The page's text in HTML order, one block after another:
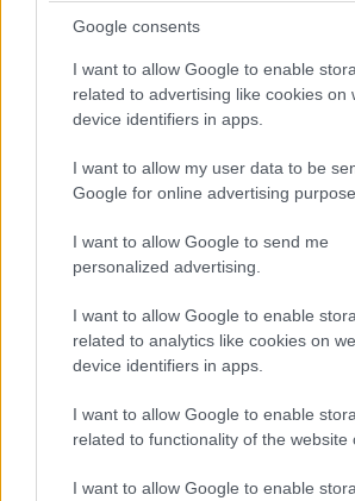
Google consents
I want to allow Google to enable
related to advertising like cookies on
device identifiers in apps.
I want to allow my user data to be
Google for online advertising
I want to allow Google to send me
personalized advertising.
I want to allow Google to enable
related to analytics like cookies on
device identifiers in apps.
I want to allow Google to enable
related to functionality of the website
I want to allow Google to enable
¿Sabías que existen?
planeta